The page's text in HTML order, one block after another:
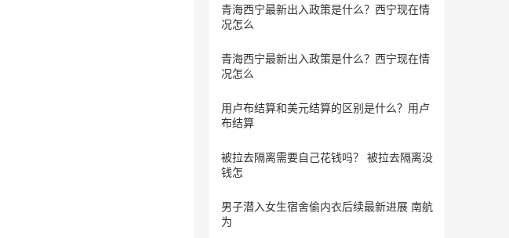
青海西宁最新出入政策是什么？西宁现在情
况怎么
青海西宁最新出入政策是什么？西宁现在情
况怎么
用卢布结算和美元结算的区别是什么？用卢
布结算
被拉去隔离需要自己花钱吗？ 被拉去隔离没
钱怎
男子潜入女生宿舍偷内衣后续最新进展 南航
为